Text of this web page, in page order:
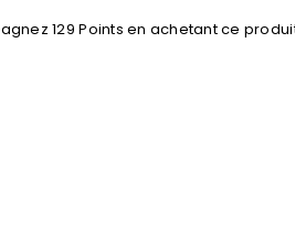
129 Points en achetant ce